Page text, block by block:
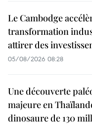
Le Cambodge
transformation
attirer des
05/08/2026 08:28
Une découverte
majeure en
dinosaure de 130